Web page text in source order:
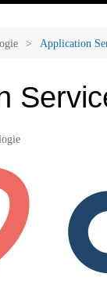
Application